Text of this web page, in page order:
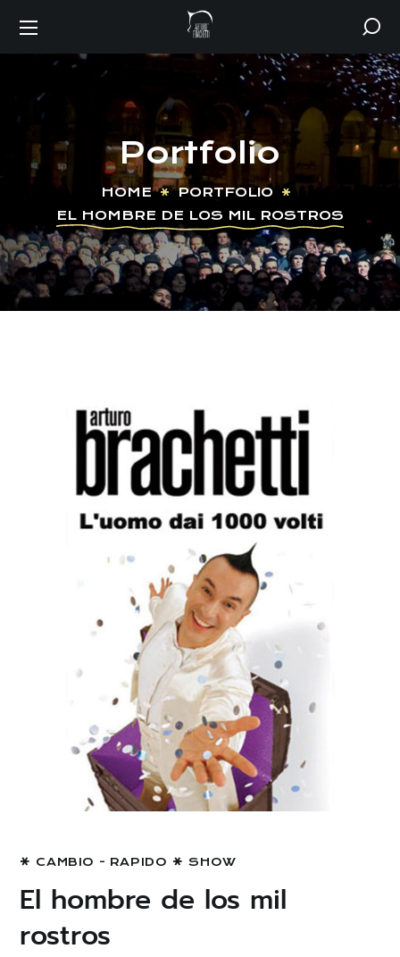
Portfolio
HOME
PORTFOLIO
EL HOMBRE DE LOS MIL ROSTROS
CAMBIO - RAPIDO SHOW
El hombre de los mil
rostros